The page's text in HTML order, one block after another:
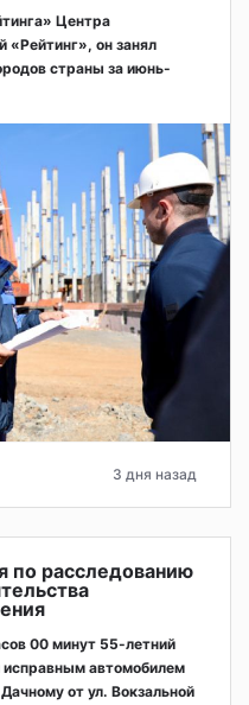
Центра
он занял
страны за июнь-
3 дня назад
по расследованию
00 минут 55-летний
исправным автомобилем
от ул. Вокзальной